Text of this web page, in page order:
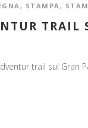
, STAMPA ,
TRAIL
trail sul Gran